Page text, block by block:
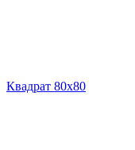
Квадрат 80х80